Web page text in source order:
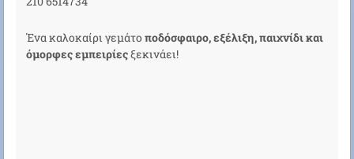
Ένα καλοκαίρι γεμάτο ποδόσφαιρο, εξέλιξη, παιχνίδι και
όμορφες εμπειρίεςξεκινάει!